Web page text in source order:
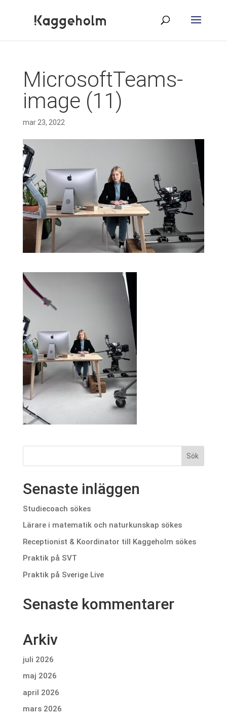
MicrosoftTeams-
image (11)
mar 23, 2022
Senaste inläggen
Studiecoach sökes
Lärare i matematik och naturkunskap sökes
Receptionist & Koordinator till Kaggeholm sökes
Praktik på SVT
Praktik på Sverige Live
Senaste kommentarer
Arkiv
juli 2026
maj 2026
april 2026
mars 2026